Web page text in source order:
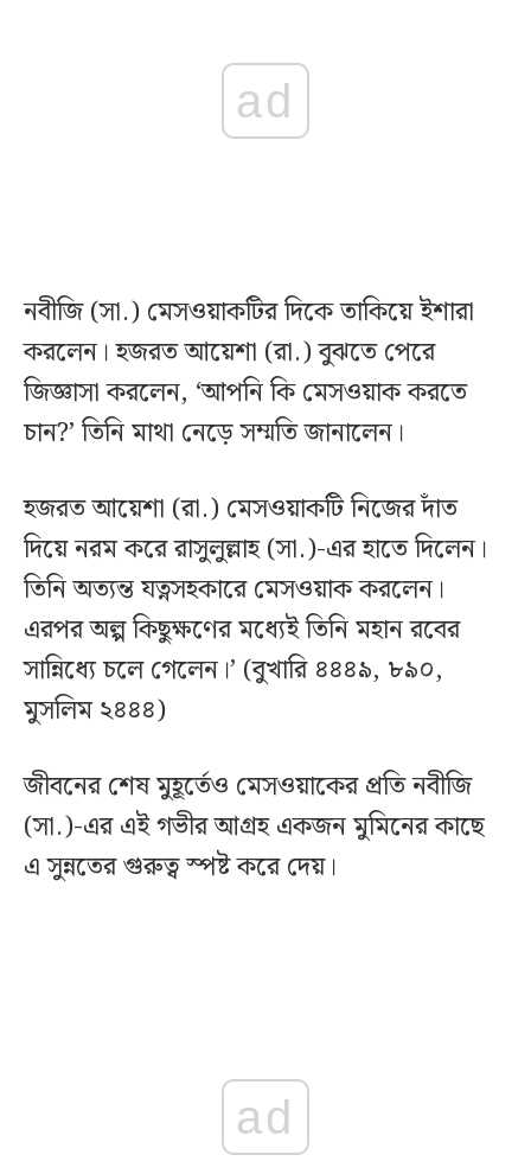
ad
নবীজি (সা.) মেসওয়াকটির দিকে তাকিয়ে ইশারা
করলেন। হজরত আয়েশা (রা.) বুঝতে পেরে
জিজ্ঞাসা করলেন, ‘আপনি কি মেসওয়াক করতে
চান?’ তিনি মাথা নেড়ে সম্মতি জানালেন।
হজরত আয়েশা (রা.) মেসওয়াকটি নিজের দাঁত
দিয়ে নরম করে রাসুলুল্লাহ (সা.)-এর হাতে দিলেন।
তিনি অত্যন্ত যত্নসহকারে মেসওয়াক করলেন।
এরপর অল্প কিছুক্ষণের মধ্যেই তিনি মহান রবের
সান্নিধ্যে চলে গেলেন।’ (বুখারি ৪৪৪৯, ৮৯০,
মুসলিম ২৪৪৪)
জীবনের শেষ মুহূর্তেও মেসওয়াকের প্রতি নবীজি
(সা.)-এর এই গভীর আগ্রহ একজন মুমিনের কাছে
এ সুন্নতের গুরুত্ব স্পষ্ট করে দেয়।
ad